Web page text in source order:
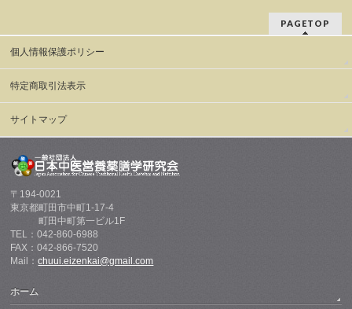
PAGETOP
個人情報保護ポリシー
特定商取引法表示
サイトマップ
〒194-0021
東京都町田市中町1-17-4
町田中町第一ビル1F
TEL：042-860-6988
FAX：042-866-7520
Mail：chuui.eizenkai@gmail.com
ホーム